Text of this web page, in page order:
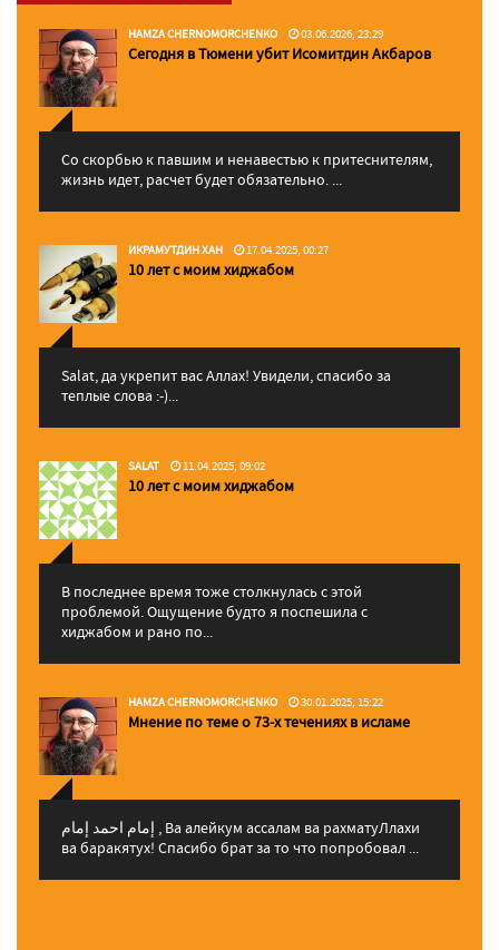
HAMZA CHERNOMORCHENKO 03.06.2026, 23:29
Сегодня в Тюмени убит Исомитдин Акбаров
Со скорбью к павшим и ненавестью к притеснителям,
жизнь идет, расчет будет обязательно. ...
ИКРАМУТДИН ХАН 17.04.2025, 00:27
10 лет с моим хиджабом
Salat, да укрепит вас Аллаx! Увидели, спасибо за
теплые слова :-)...
SALAT 11.04.2025, 09:02
10 лет с моим хиджабом
В последнее время тоже столкнулась с этой
проблемой. Ощущение будто я поспешила с
хиджабом и рано по...
HAMZA CHERNOMORCHENKO 30.01.2025, 15:22
Мнение по теме о 73-х течениях в исламе
إمام احمد إمام , Ва алейкум ассалам ва рахматуЛлахи
ва баракятух! Спасибо брат за то что попробовал ...